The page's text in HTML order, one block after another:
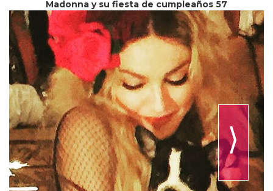
Madonna y su fiesta de cumpleaños 57
⟩